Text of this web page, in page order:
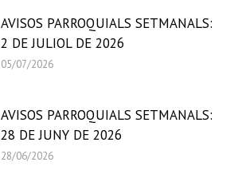
AVISOS PARROQUIALS SETMANALS:
2 DE JULIOL DE 2026
05/07/2026
AVISOS PARROQUIALS SETMANALS:
28 DE JUNY DE 2026
28/06/2026